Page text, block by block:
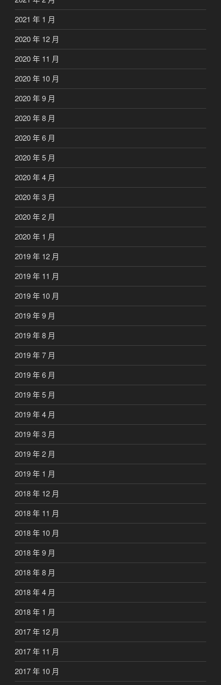
2021 年 1 月
2020 年 12 月
2020 年 11 月
2020 年 10 月
2020 年 9 月
2020 年 8 月
2020 年 6 月
2020 年 5 月
2020 年 4 月
2020 年 3 月
2020 年 2 月
2020 年 1 月
2019 年 12 月
2019 年 11 月
2019 年 10 月
2019 年 9 月
2019 年 8 月
2019 年 7 月
2019 年 6 月
2019 年 5 月
2019 年 4 月
2019 年 3 月
2019 年 2 月
2019 年 1 月
2018 年 12 月
2018 年 11 月
2018 年 10 月
2018 年 9 月
2018 年 8 月
2018 年 4 月
2018 年 1 月
2017 年 12 月
2017 年 11 月
2017 年 10 月